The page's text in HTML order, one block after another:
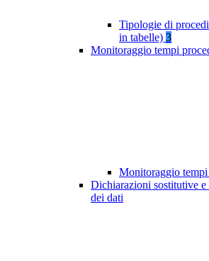
Tipologie di
in tabelle) 3
Monitoraggio tempi
Monitoraggio
Dichiarazioni sostitutive
dei dati